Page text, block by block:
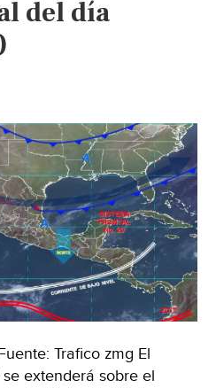
del día
Trafico zmg El
extenderá sobre el